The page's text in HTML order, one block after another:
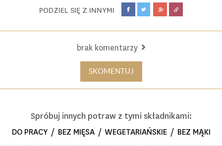
PODZIEL SIĘ Z INNYMI
brak komentarzy
SKOMENTUJ
Spróbuj innych potraw z tymi składnikami:
DO PRACY/ BEZ MIĘSA/WEGETARIAŃSKIE/ BEZ MĄKI